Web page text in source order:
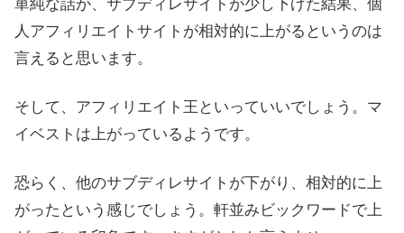
単純な話が、サブディレサイトが少し下げた結果、個
人アフィリエイトサイトが相対的に上がるというのは
言えると思います。
そして、アフィリエイト王といっていいでしょう。マ
イベストは上がっているようです。
恐らく、他のサブディレサイトが下がり、相対的に上
がったという感じでしょう。軒並みビックワードで上